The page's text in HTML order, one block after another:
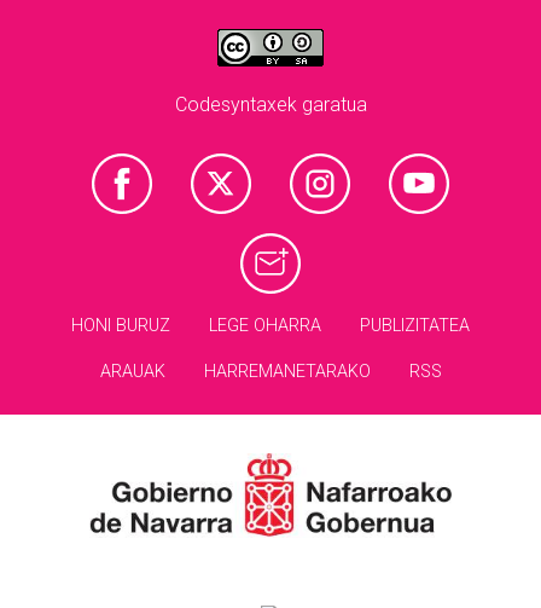
Codesyntaxek garatua
HONI BURUZ LEGE OHARRA PUBLIZITATEA
ARAUAK HARREMANETARAKO RSS